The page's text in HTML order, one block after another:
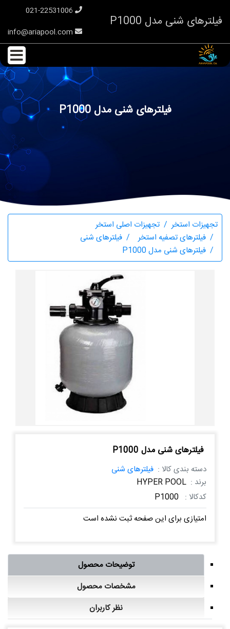
فیلترهای شنی مدل P1000
فیلترهای شنی مدل P1000
تجهیزات استخر
تجهیزات اصلی استخر
فیلترهای تصفیه استخر
فیلترهای شنی
فیلترهای شنی مدل P1000
فیلترهای شنی مدل P1000
دسته بندی کالا : فیلترهای شنی
برند : HYPER POOL
کدکالا : P1000
امتیازی برای این صفحه ثبت نشده است
توضیحات محصول
مشخصات محصول
نظر کاربران